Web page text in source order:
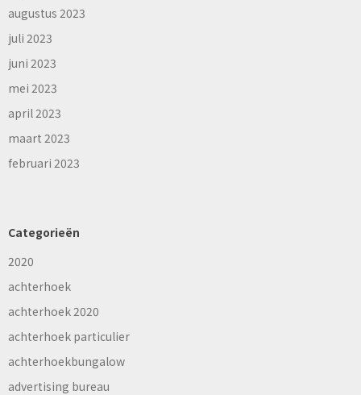
augustus 2023
juli 2023
juni 2023
mei 2023
april 2023
maart 2023
februari 2023
Categorieën
2020
achterhoek
achterhoek 2020
achterhoek particulier
achterhoekbungalow
advertising bureau